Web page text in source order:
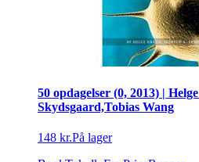
50 opdagelser (0, 2013) |
Skydsgaard,Tobias Wang
148 kr.På lager